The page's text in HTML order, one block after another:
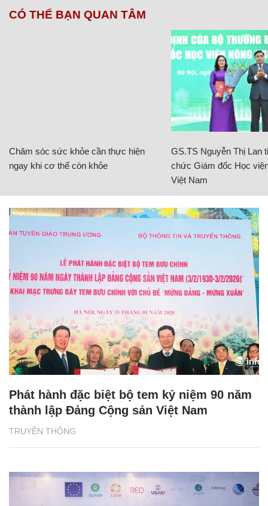
CÓ THỂ BẠN QUAN TÂM
Chăm sóc sức khỏe cần thực hiện
ngay khi cơ thể còn khỏe
GS.TS Nguyễn Thị Lan
chức Giám đốc Học
Việt Nam
TRUYỀN THÔNG
Phát hành đặc biệt bộ tem kỷ niệm 90 năm
thành lập Đảng Cộng sản Việt Nam